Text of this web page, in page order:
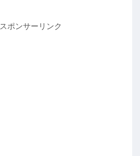
スポンサーリンク